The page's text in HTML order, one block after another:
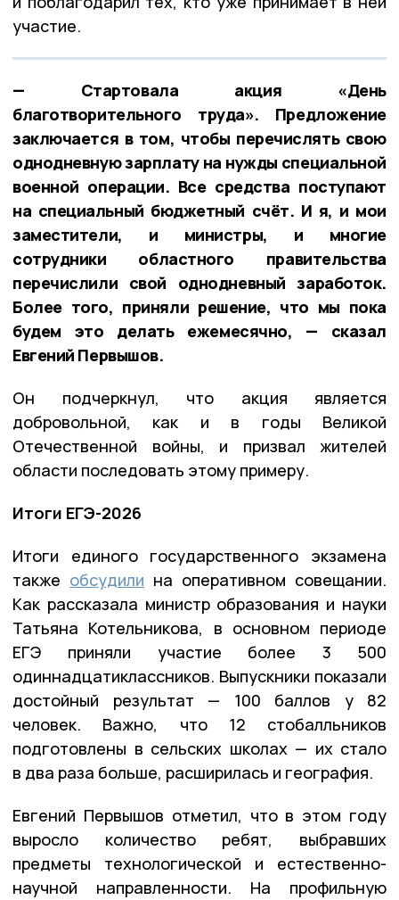
участие.
— Стартовала акция «День
благотворительного труда». Предложение
заключается в том, чтобы перечислять свою
однодневную зарплату на нужды специальной
военной операции. Все средства поступают
на специальный бюджетный счёт. И я, и мои
заместители, и министры, и многие
сотрудники областного правительства
перечислили свой однодневный заработок.
Более того, приняли решение, что мы пока
будем это делать ежемесячно, — сказал
Евгений Первышов.
Он подчеркнул, что акция является
добровольной, как и в годы Великой
Отечественной войны, и призвал жителей
области последовать этому примеру.
Итоги ЕГЭ-2026
Итоги единого государственного экзамена
также обсудили на оперативном совещании.
Как рассказала министр образования и науки
Татьяна Котельникова, в основном периоде
ЕГЭ приняли участие более 3 500
одиннадцатиклассников. Выпускники показали
достойный результат — 100 баллов у 82
человек. Важно, что 12 стобалльников
подготовлены в сельских школах — их стало
в два раза больше, расширилась и география.
Евгений Первышов отметил, что в этом году
выросло количество ребят, выбравших
предметы технологической и естественно-
научной направленности. На профильную